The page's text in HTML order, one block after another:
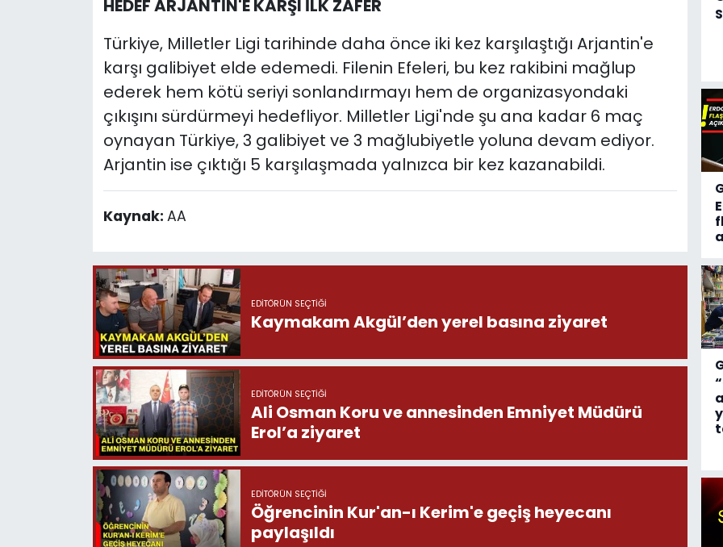
HEDEF ARJANTİN'E KARŞI İLK ZAFER
Türkiye, Milletler Ligi tarihinde daha önce iki kez karşılaştığı Arjantin'e
karşı galibiyet elde edemedi. Filenin Efeleri, bu kez rakibini mağlup
ederek hem kötü seriyi sonlandırmayı hem de organizasyondaki
çıkışını sürdürmeyi hedefliyor. Milletler Ligi'nde şu ana kadar 6 maç
oynayan Türkiye, 3 galibiyet ve 3 mağlubiyetle yoluna devam ediyor.
Arjantin ise çıktığı 5 karşılaşmada yalnızca bir kez kazanabildi.
Kaynak: AA
EDITÖRÜN SEÇTIĞI
Kaymakam Akgül’den yerel basına ziyaret
EDITÖRÜN SEÇTIĞI
Ali Osman Koru ve annesinden Emniyet Müdürü
Erol’a ziyaret
EDITÖRÜN SEÇTIĞI
Öğrencinin Kur'an-ı Kerim'e geçiş heyecanı
paylaşıldı